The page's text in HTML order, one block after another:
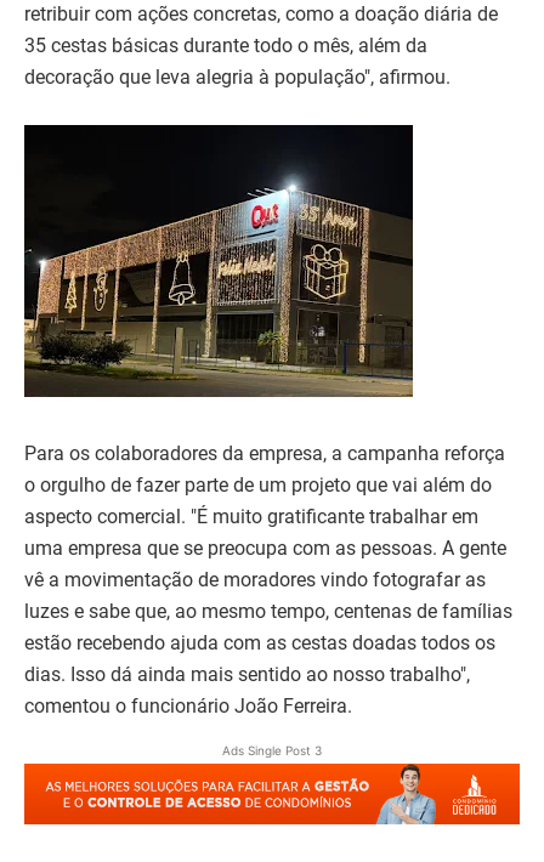
retribuir com ações concretas, como a doação diária de
35 cestas básicas durante todo o mês, além da
decoração que leva alegria à população", afirmou.
Para os colaboradores da empresa, a campanha reforça
o orgulho de fazer parte de um projeto que vai além do
aspecto comercial. "É muito gratificante trabalhar em
uma empresa que se preocupa com as pessoas. A gente
vê a movimentação de moradores vindo fotografar as
luzes e sabe que, ao mesmo tempo, centenas de famílias
estão recebendo ajuda com as cestas doadas todos os
dias. Isso dá ainda mais sentido ao nosso trabalho",
comentou o funcionário João Ferreira.
Ads Single Post 3